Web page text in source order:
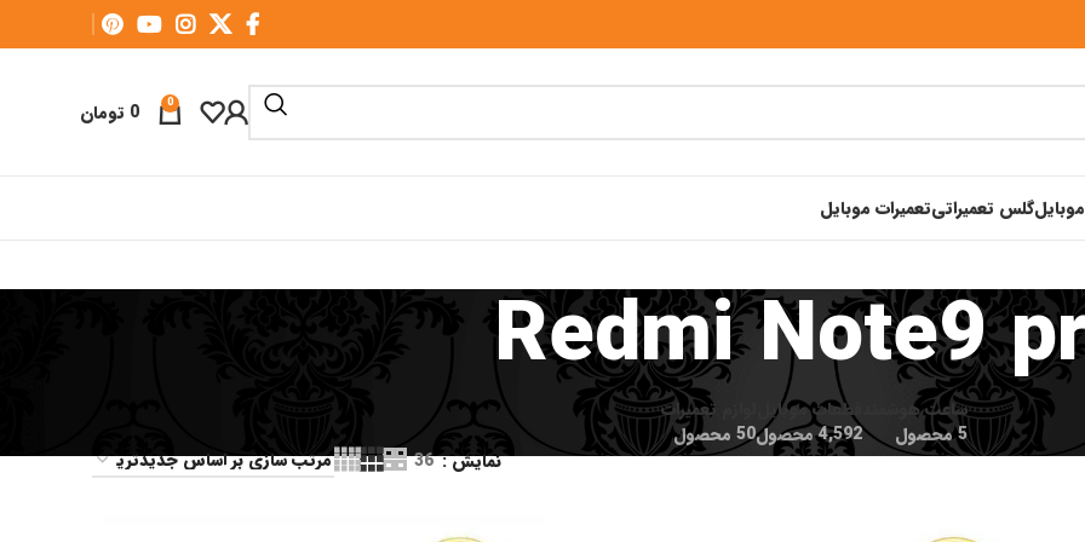
0
0 تومان
گلس تعمیراتیتعمیرات موبایل
Redmi Note9
ساعت هوشمند
5 محصول
قطعات موبایل
4,592 محصول
لوازم تعمیرات
50 محصول
نمایش 36